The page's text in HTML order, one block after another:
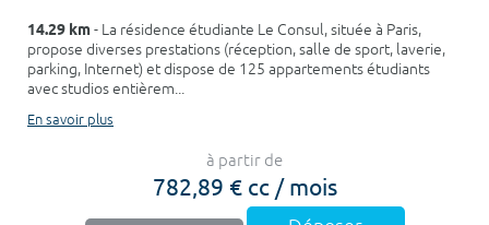
14.29 km- La résidence étudiante Le Consul, située à Paris,
propose diverses prestations (réception, salle de sport, laverie,
parking, Internet) et dispose de 125 appartements étudiants
avec studios entièrem...
En savoir plus
à partir de
782,89 € cc / mois